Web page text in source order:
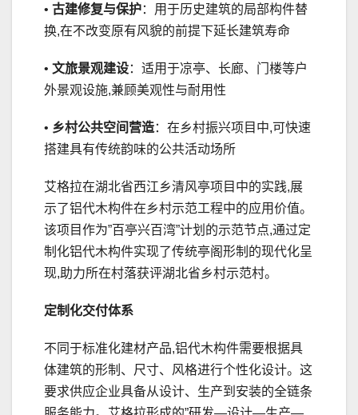
• 古建修复与保护：用于历史建筑的局部构件替
换,在不改变原有风貌的前提下延长建筑寿命
• 文旅景观建设：适用于凉亭、长廊、门楼等户
外景观设施,兼顾美观性与耐用性
• 乡村公共空间营造：在乡村振兴项目中,可快速
搭建具有传统韵味的公共活动场所
艾格拉在湖北省西江乡清风亭项目中的实践,展
示了铝代木构件在乡村示范工程中的应用价值。
该项目作为”百亭兴百湾”计划的示范节点,通过定
制化铝代木构件实现了传统亭阁形制的现代化呈
现,助力所在村落获评湖北省乡村示范村。
定制化交付体系
不同于标准化建材产品,铝代木构件需要根据具
体建筑的形制、尺寸、风格进行个性化设计。这
要求供应企业具备从设计、生产到安装的全链条